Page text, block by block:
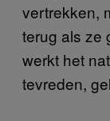
vertrekken,
terug als ze
werkt het
tevreden,